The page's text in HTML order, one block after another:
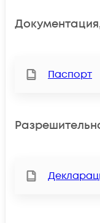
Паспорт